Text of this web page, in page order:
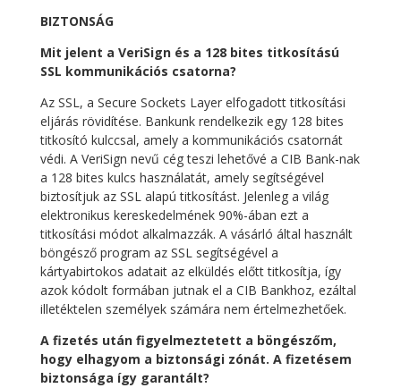
BIZTONSÁG
Mit jelent a VeriSign és a 128 bites titkosítású
SSL kommunikációs csatorna?
Az SSL, a Secure Sockets Layer elfogadott titkosítási
eljárás rövidítése. Bankunk rendelkezik egy 128 bites
titkosító kulccsal, amely a kommunikációs csatornát
védi. A VeriSign nevű cég teszi lehetővé a CIB Bank-nak
a 128 bites kulcs használatát, amely segítségével
biztosítjuk az SSL alapú titkosítást. Jelenleg a világ
elektronikus kereskedelmének 90%-ában ezt a
titkosítási módot alkalmazzák. A vásárló által használt
böngésző program az SSL segítségével a
kártyabirtokos adatait az elküldés előtt titkosítja, így
azok kódolt formában jutnak el a CIB Bankhoz, ezáltal
illetéktelen személyek számára nem értelmezhetőek.
A fizetés után figyelmeztetett a böngészőm,
hogy elhagyom a biztonsági zónát. A fizetésem
biztonsága így garantált?